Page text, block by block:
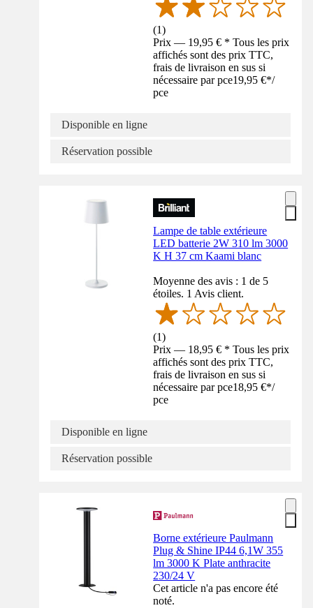
(1)
Prix — 19,95 € * Tous les prix
affichés sont des prix TTC,
frais de livraison en sus si
nécessaire par pce19,95 €*/
pce
Disponible en ligne
Réservation possible
Lampe de table extérieure
LED batterie 2W 310 lm 3000
K H 37 cm Kaami blanc
Moyenne des avis : 1 de 5
étoiles. 1 Avis client.
(1)
Prix — 18,95 € * Tous les prix
affichés sont des prix TTC,
frais de livraison en sus si
nécessaire par pce18,95 €*/
pce
Disponible en ligne
Réservation possible
Borne extérieure Paulmann
Plug & Shine IP44 6,1W 355
lm 3000 K Plate anthracite
230/24 V
Cet article n'a pas encore été
noté.